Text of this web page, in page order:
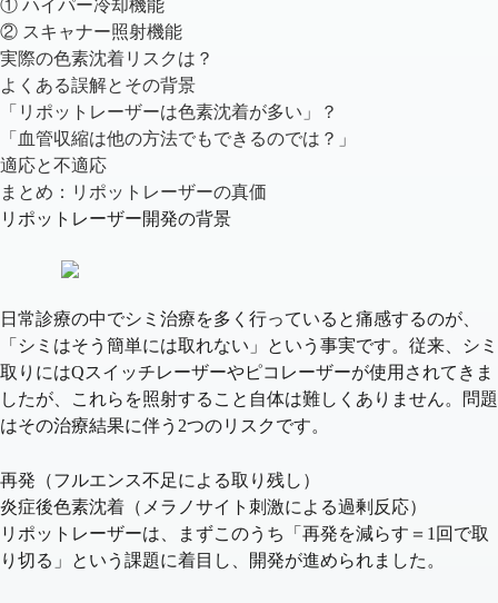
① ハイパー冷却機能
② スキャナー照射機能
実際の色素沈着リスクは？
よくある誤解とその背景
「リポットレーザーは色素沈着が多い」？
「血管収縮は他の方法でもできるのでは？」
適応と不適応
まとめ：リポットレーザーの真価
リポットレーザー開発の背景
日常診療の中でシミ治療を多く行っていると痛感するのが、
「シミはそう簡単には取れない」
という事実です。従来、シミ
取りにはQスイッチレーザーやピコレーザーが使用されてきま
したが、これらを照射すること自体は難しくありません。問題
はその治療結果に伴う2つのリスクです。
再発（フルエンス不足による取り残し）
炎症後色素沈着（メラノサイト刺激による過剰反応）
リポットレーザーは、まずこのうち
「再発を減らす＝1回で取
り切る」
という課題に着目し、開発が進められました。